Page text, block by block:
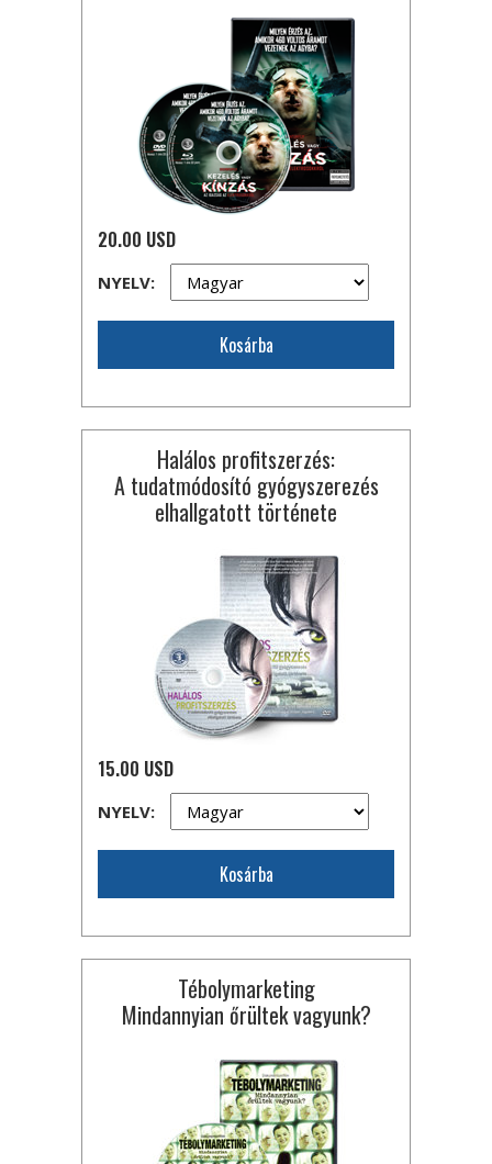
20.00 USD
NYELV:
Kosárba
Halálos profitszerzés:
A tudatmódosító gyógyszerezés
elhallgatott története
15.00 USD
NYELV:
Kosárba
Tébolymarketing
Mindannyian őrültek vagyunk?